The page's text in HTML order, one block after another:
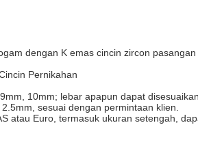
dengan K emas cincin zircon pasangan
Pernikahan
10mm; lebar apapun dapat
sesuai dengan permintaan klien.
atau Euro, termasuk ukuran setengah,